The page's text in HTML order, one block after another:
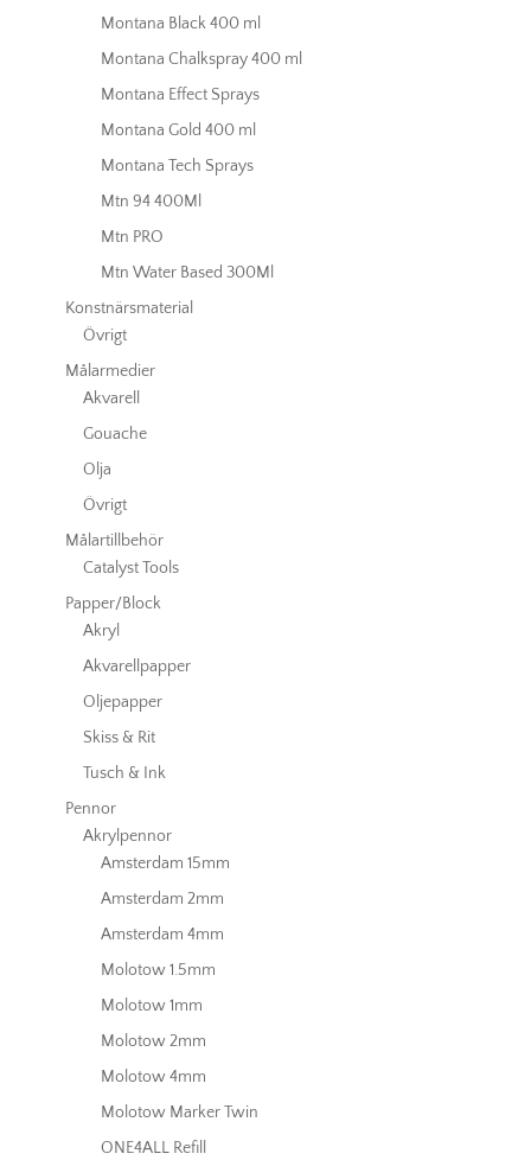
Montana Black 400 ml
Montana Chalkspray 400 ml
Montana Effect Sprays
Montana Gold 400 ml
Montana Tech Sprays
Mtn 94 400Ml
Mtn PRO
Mtn Water Based 300Ml
Konstnärsmaterial
Övrigt
Målarmedier
Akvarell
Gouache
Olja
Övrigt
Målartillbehör
Catalyst Tools
Papper/Block
Akryl
Akvarellpapper
Oljepapper
Skiss & Rit
Tusch & Ink
Pennor
Akrylpennor
Amsterdam 15mm
Amsterdam 2mm
Amsterdam 4mm
Molotow 1.5mm
Molotow 1mm
Molotow 2mm
Molotow 4mm
Molotow Marker Twin
ONE4ALL Refill